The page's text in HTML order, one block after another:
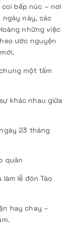
bếp núc – nơi
ngày này, các
những việc
ước nguyện
một tấm
khác nhau giữa
23 tháng
quân
lễ đón Táo
hay chay –